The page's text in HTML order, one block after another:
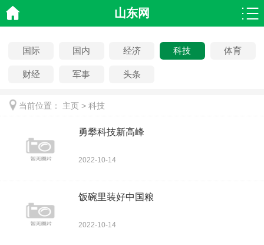
山东网
国际 国内 经济 科技 体育
财经 军事 头条
当前位置： 主页 > 科技
勇攀科技新高峰
2022-10-14
饭碗里装好中国粮
2022-10-14